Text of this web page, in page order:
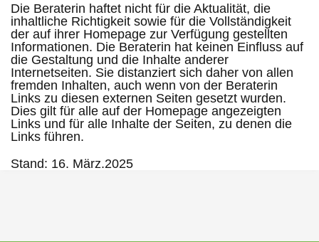
Die Beraterin haftet nicht für die Aktualität, die
inhaltliche Richtigkeit sowie für die Vollständigkeit
der auf ihrer Homepage zur Verfügung gestellten
Informationen. Die Beraterin hat keinen Einfluss auf
die Gestaltung und die Inhalte anderer
Internetseiten. Sie distanziert sich daher von allen
fremden Inhalten, auch wenn von der Beraterin
Links zu diesen externen Seiten gesetzt wurden.
Dies gilt für alle auf der Homepage angezeigten
Links und für alle Inhalte der Seiten, zu denen die
Links führen.
Stand: 16. März.2025